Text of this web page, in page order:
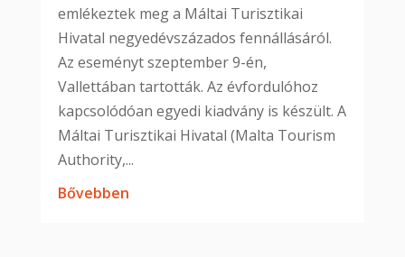
emlékeztek meg a Máltai Turisztikai
Hivatal negyedévszázados fennállásáról.
Az eseményt szeptember 9-én,
Vallettában tartották. Az évfordulóhoz
kapcsolódóan egyedi kiadvány is készült. A
Máltai Turisztikai Hivatal (Malta Tourism
Authority,...
bővebben